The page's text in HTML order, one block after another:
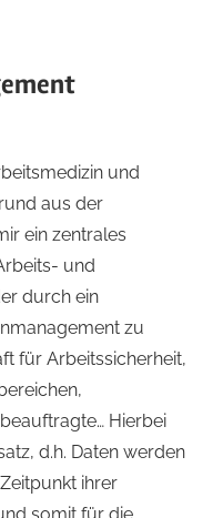
und
aus der
ein zentrales
und
durch ein
zu
für Arbeitssicherheit,
Hierbei
d.h. Daten werden
ihrer